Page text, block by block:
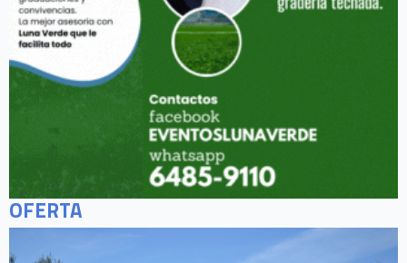
OFERTA